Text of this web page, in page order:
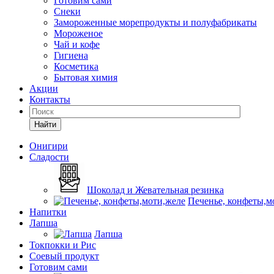
Снеки
Замороженные морепродукты и полуфабрикаты
Мороженое
Чай и кофе
Гигиена
Косметика
Бытовая химия
Акции
Контакты
Найти
Онигири
Сладости
Шоколад и Жевательная резинка
Печенье,
Напитки
Лапша
Лапша
Токпокки и Рис
Соевый продукт
Готовим сами